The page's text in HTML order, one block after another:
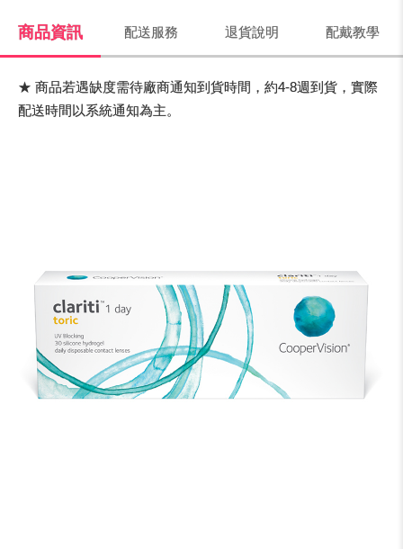
商品資訊 配送服務 退貨說明 配戴教學
★ 商品若遇缺度需待廠商通知到貨時間，約4-8週到貨，實際
配送時間以系統通知為主。